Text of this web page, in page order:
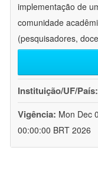
implementação de
comunidade
(pesquisadores,
Instituição/UF/País:
Vigência: Mon Dec
00:00:00 BRT 2026